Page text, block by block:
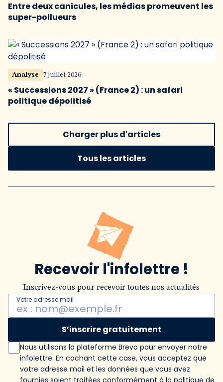
Entre deux canicules, les médias promeuvent les
super-pollueurs
Analyse 7 juillet 2026
« Successions 2027 » (France 2) : un safari
politique dépolitisé
Charger plus d'articles
Tous les articles
Recevoir l'infolettre !
Inscrivez-vous pour recevoir toutes nos actualités
Votre adresse mail
S’inscrire gratuitement
Nous utilisons la plateforme Brevo pour envoyer notre
infolettre. En cochant cette case, vous acceptez que
votre adresse mail et les données que vous avez
fournies soient traitées conformément à la politique de